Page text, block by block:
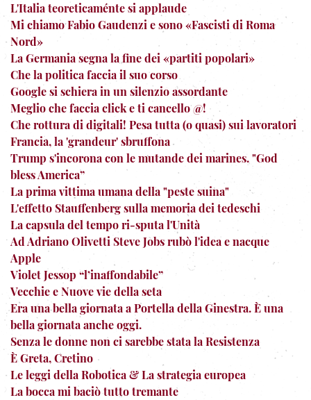
L'Italia teoreticaménte si applaude
Mi chiamo Fabio Gaudenzi e sono «Fascisti di Roma
Nord»
La Germania segna la fine dei «partiti popolari»
Che la politica faccia il suo corso
Google si schiera in un silenzio assordante
Meglio che faccia click e ti cancello @!
Che rottura di digitali! Pesa tutta (o quasi) sui lavoratori
Francia, la 'grandeur' sbruffona
Trump s'incorona con le mutande dei marines. "God
bless America”
La prima vittima umana della "peste suina"
L'effetto Stauffenberg sulla memoria dei tedeschi
La capsula del tempo ri-sputa l'Unità
Ad Adriano Olivetti Steve Jobs rubò l'idea e nacque
Apple
Violet Jessop “l’inaffondabile”
Vecchie e Nuove vie della seta
Era una bella giornata a Portella della Ginestra. È una
bella giornata anche oggi.
Senza le donne non ci sarebbe stata la Resistenza
È Greta, Cretino
Le leggi della Robotica & La strategia europea
La bocca mi baciò tutto tremante